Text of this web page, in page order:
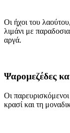
Οι ήχοι του
λιμάνι με
αργά.
Ψαρομεζέδες
Οι
κρασί και τη